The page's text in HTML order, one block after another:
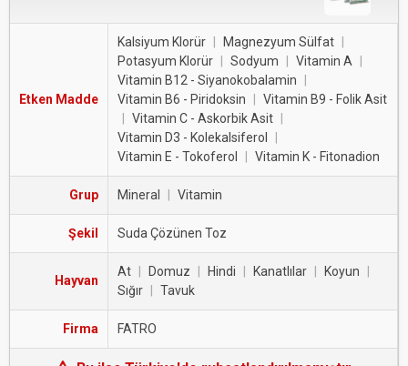
Etken Madde
Kalsiyum Klorür Magnezyum Sülfat
Potasyum Klorür
Sodyum Vitamin A
Vitamin B12 - Siyanokobalamin
Vitamin B6 - Piridoksin
Vitamin B9 - Folik Asit
Vitamin C - Askorbik Asit
Vitamin D3 - Kolekalsiferol
Vitamin E - Tokoferol
Vitamin K - Fitonadion
Grup Mineral Vitamin
Şekil Suda Çözünen Toz
Hayvan
At Domuz Hindi Kanatlılar Koyun
Sığır
Tavuk
Firma FATRO